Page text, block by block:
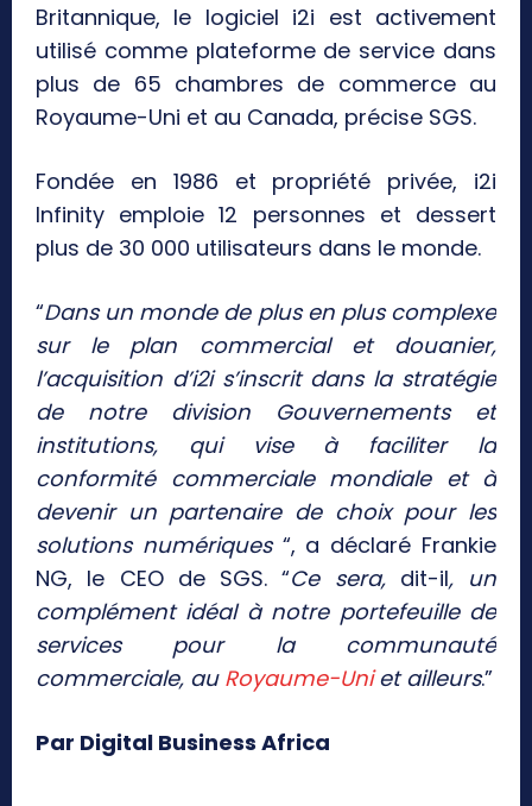
Britannique, le logiciel i2i est activement
utilisé comme plateforme de service dans
plus de 65 chambres de commerce au
Royaume-Uni et au Canada, précise SGS.
Fondée en 1986 et propriété privée, i2i
Infinity emploie 12 personnes et dessert
plus de 30 000 utilisateurs dans le monde.
“Dans un monde de plus en plus complexe
sur le plan commercial et douanier,
l’acquisition d’i2i s’inscrit dans la stratégie
de notre division Gouvernements et
institutions, qui vise à faciliter la
conformité commerciale mondiale et à
devenir un partenaire de choix pour les
solutions numériques“, a déclaré Frankie
NG, le CEO de SGS. “Ce sera, dit-il, un
complément idéal à notre portefeuille de
services pour la communauté
commerciale, au Royaume-Uniet ailleurs.”
Par Digital Business Africa